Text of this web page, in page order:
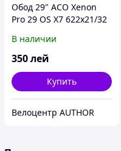
Обод 29" ACO Xenon
Pro 29 OS X7 622x21/32
В наличии
350лей
Купить
Велоцентр AUTHOR